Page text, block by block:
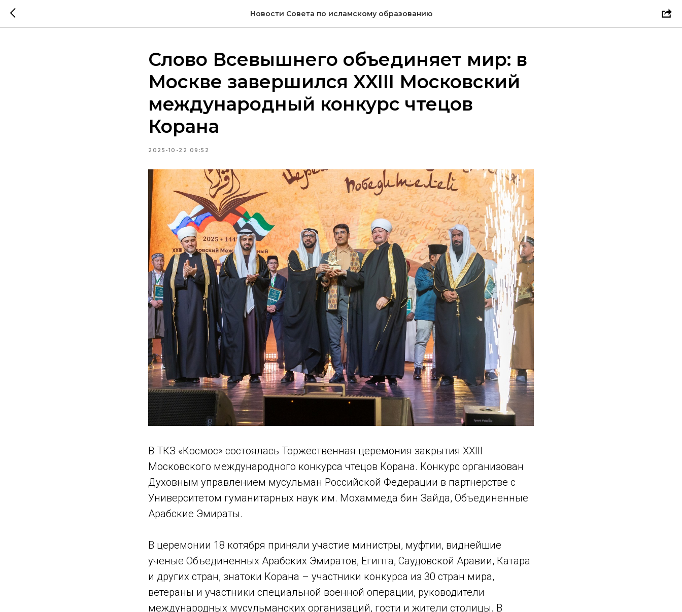
Новости Совета по исламскому образованию
Слово Всевышнего объединяет мир: в
Москве завершился XXIII Московский
международный конкурс чтецов
Корана
2025-10-22 09:52
В ТКЗ «Космос» состоялась Торжественная церемония закрытия XXIII
Московского международного конкурса чтецов Корана. Конкурс организован
Духовным управлением мусульман Российской Федерации в партнерстве с
Университетом гуманитарных наук им. Мохаммеда бин Зайда, Объединенные
Арабские Эмираты.
В церемонии 18 котября приняли участие министры, муфтии, виднейшие
ученые Объединенных Арабских Эмиратов, Египта, Саудовской Аравии, Катара
и других стран, знатоки Корана – участники конкурса из 30 стран мира,
ветераны и участники специальной военной операции, руководители
международных мусульманских организаций, гости и жители столицы. В